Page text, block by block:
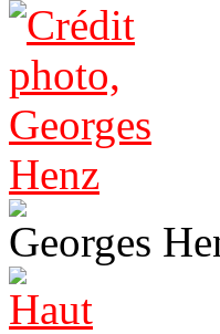
Georges
Haut